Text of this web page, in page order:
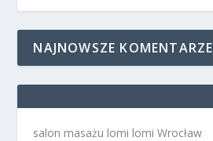
NAJNOWSZE KOMENTARZE
salon masażu lomi lomi Wrocław